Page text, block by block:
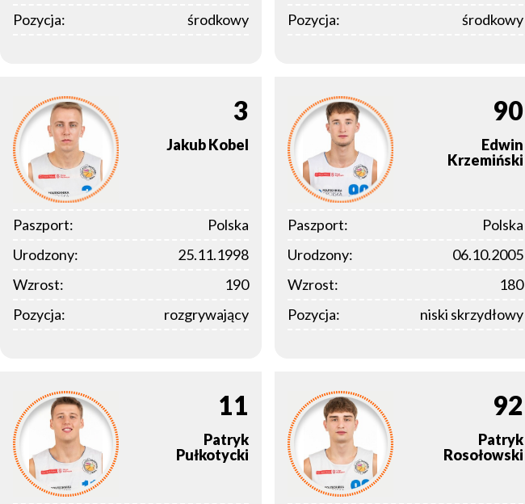
Pozycja:
środkowy
Pozycja:
środkowy
3
JakubKobel
Paszport:
Polska
Urodzony:
25.11.1998
Wzrost:
190
Pozycja:
rozgrywający
90
Edwin
Krzemiński
Paszport:
Polska
Urodzony:
06.10.2005
Wzrost:
180
Pozycja:
niski skrzydłowy
11
Patryk
Pułkotycki
92
Patryk
Rosołowski